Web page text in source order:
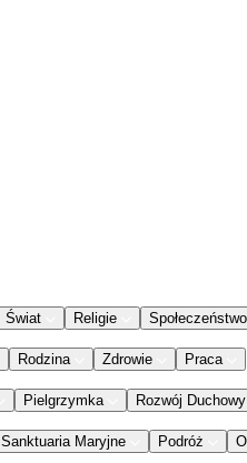
Świat Religie Społeczeństwo
Rodzina Zdrowie Praca
Pielgrzymka Rozwój Duchowy
Sanktuaria Maryjne Podróż